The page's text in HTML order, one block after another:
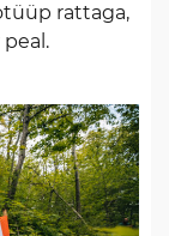
rattaga,